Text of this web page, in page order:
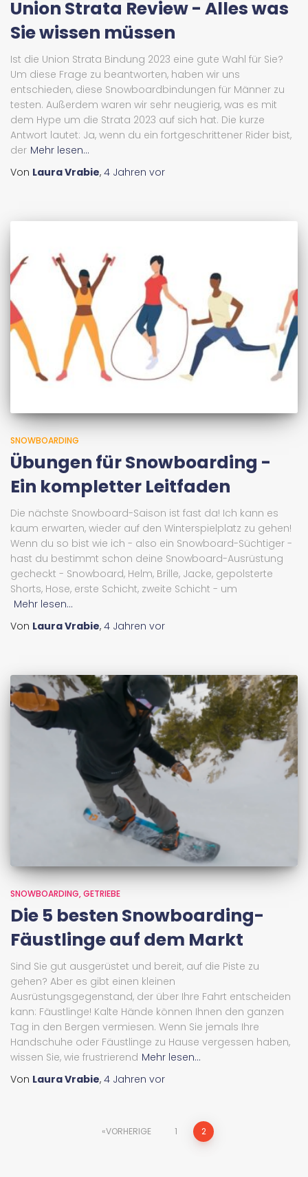
Union Strata Review - Alles was
Sie wissen müssen
Ist die Union Strata Bindung 2023 eine gute Wahl für Sie?
Um diese Frage zu beantworten, haben wir uns
entschieden, diese Snowboardbindungen für Männer zu
testen. Außerdem waren wir sehr neugierig, was es mit
dem Hype um die Strata 2023 auf sich hat. Die kurze
Antwort lautet: Ja, wenn du ein fortgeschrittener Rider bist,
der Mehr lesen...
Von Laura Vrabie, 4 Jahren vor
SNOWBOARDING
Übungen für Snowboarding -
Ein kompletter Leitfaden
Die nächste Snowboard-Saison ist fast da! Ich kann es
kaum erwarten, wieder auf den Winterspielplatz zu gehen!
Wenn du so bist wie ich - also ein Snowboard-Süchtiger -
hast du bestimmt schon deine Snowboard-Ausrüstung
gecheckt - Snowboard, Helm, Brille, Jacke, gepolsterte
Shorts, Hose, erste Schicht, zweite Schicht - um
Mehr lesen...
Von Laura Vrabie, 4 Jahren vor
SNOWBOARDING GETRIEBE
Die 5 besten Snowboarding-
Fäustlinge auf dem Markt
Sind Sie gut ausgerüstet und bereit, auf die Piste zu
gehen? Aber es gibt einen kleinen
Ausrüstungsgegenstand, der über Ihre Fahrt entscheiden
kann: Fäustlinge! Kalte Hände können Ihnen den ganzen
Tag in den Bergen vermiesen. Wenn Sie jemals Ihre
Handschuhe oder Fäustlinge zu Hause vergessen haben,
wissen Sie, wie frustrierend Mehr lesen...
Von Laura Vrabie, 4 Jahren vor
VORHERIGE 1 2